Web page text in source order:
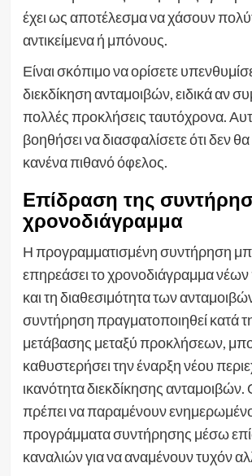
έχει ως αποτέλεσμα να χάσουν
αντικείμενα ή μπόνους.
Είναι σκόπιμο να ορίσετε
διεκδίκηση ανταμοιβών, ειδικά αν
πολλές προκλήσεις ταυτόχρονα.
βοηθήσει να διασφαλίσετε ότι δεν
κανένα πιθανό όφελος.
Επίδραση της
χρονοδιάγραμμα
Η προγραμματισμένη συντήρηση
επηρεάσει το χρονοδιάγραμμα
και τη διαθεσιμότητα των
συντήρηση πραγματοποιηθεί κατά
μετάβασης μεταξύ προκλήσεων,
καθυστερήσει την έναρξη νέου
ικανότητα διεκδίκησης ανταμοιβών.
πρέπει να παραμένουν
προγράμματα συντήρησης μέσω
καναλιών για να αναμένουν τυχόν